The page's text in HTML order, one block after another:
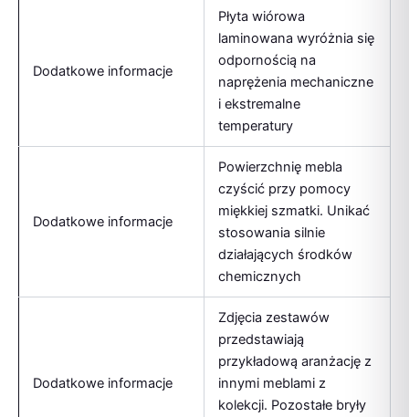
Dodatkowe informacje
Płyta wiórowa
laminowana wyróżnia się
odpornością na
naprężenia mechaniczne
i ekstremalne
temperatury
Dodatkowe informacje
Powierzchnię mebla
czyścić przy pomocy
miękkiej szmatki. Unikać
stosowania silnie
działających środków
chemicznych
Dodatkowe informacje
Zdjęcia zestawów
przedstawiają
przykładową aranżację z
innymi meblami z
kolekcji. Pozostałe bryły